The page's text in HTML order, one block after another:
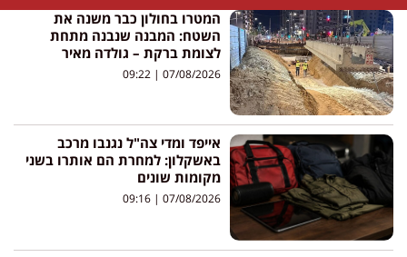
המטרו בחולון כבר משנה את
השטח: המבנה שנבנה מתחת
לצומת ברקת – גולדה מאיר
07/08/2026
אייפד ומדי צה"ל נגנבו מרכב
באשקלון: למחרת הם אותרו בשני
מקומות שונים
07/08/2026